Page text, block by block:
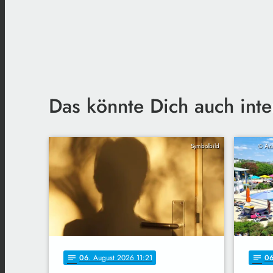
Das könnte Dich auch
Symbolbild
notes 06. August 2026 11:21
©
notes 06